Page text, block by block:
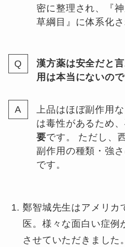
密に整理され、『
草綱目』に体系化さ
漢方薬は安全だと
用は本当にないので
上品はほぼ副作用
は毒性があるため、
要です。 ただし、
副作用の種類・強
です。
鄭智城先生はアメリカ
医。様々な面白い症例
させていただきました